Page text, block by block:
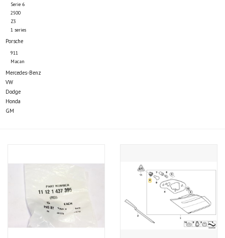
Serie 6
2500
Z3
1 series
Porsche
911
Macan
Mercedes-Benz
VW
Dodge
Honda
GM